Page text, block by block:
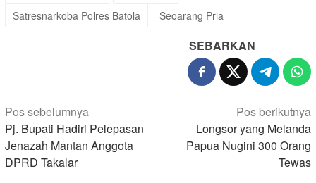
Satresnarkoba Polres Batola
Seoarang Pria
SEBARKAN
Navigasi
pos
Pos sebelumnya
Pj. Bupati Hadiri Pelepasan
Jenazah Mantan Anggota
DPRD Takalar
Pos berikutnya
Longsor yang Melanda
Papua Nugini 300 Orang
Tewas